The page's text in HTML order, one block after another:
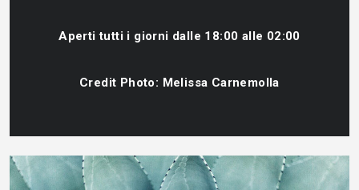
Aperti tutti i giorni dalle 18:00 alle 02:00
Credit Photo: Melissa Carnemolla